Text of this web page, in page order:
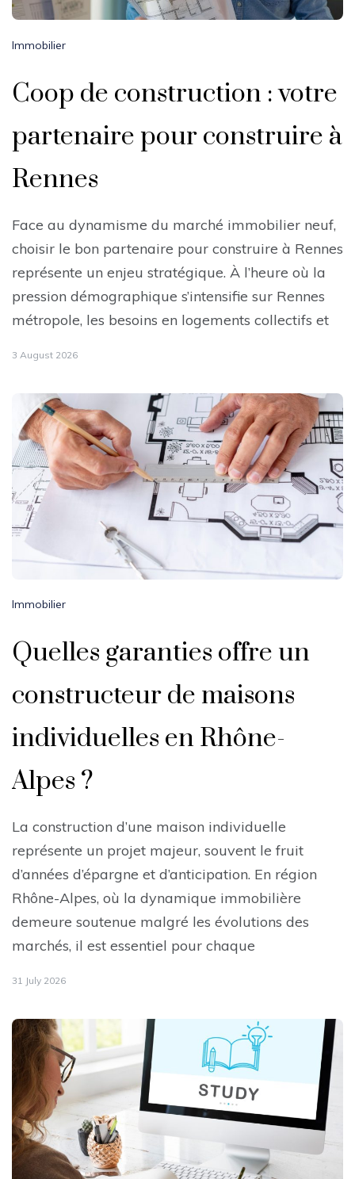
Immobilier
Coop de construction : votre
partenaire pour construire à
Rennes
Face au dynamisme du marché immobilier neuf,
choisir le bon partenaire pour construire à Rennes
représente un enjeu stratégique. À l’heure où la
pression démographique s’intensifie sur Rennes
métropole, les besoins en logements collectifs et
3 August 2026
Immobilier
Quelles garanties offre un
constructeur de maisons
individuelles en Rhône-
Alpes ?
La construction d’une maison individuelle
représente un projet majeur, souvent le fruit
d’années d’épargne et d’anticipation. En région
Rhône-Alpes, où la dynamique immobilière
demeure soutenue malgré les évolutions des
marchés, il est essentiel pour chaque
31 July 2026